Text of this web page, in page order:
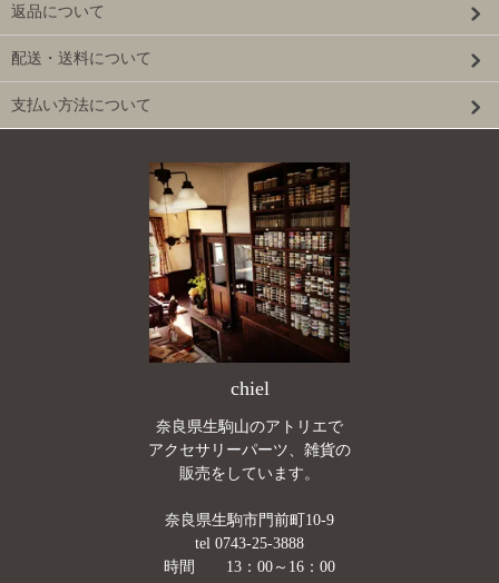
返品について
配送・送料について
支払い方法について
chiel
奈良県生駒山のアトリエで
アクセサリーパーツ、雑貨の
販売をしています。
奈良県生駒市門前町10-9
tel 0743-25-3888
時間 13：00～16：00